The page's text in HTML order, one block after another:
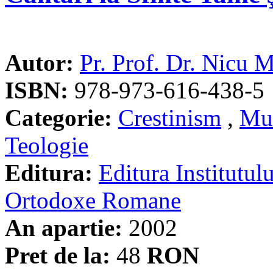
Autor: Pr. Prof. Dr. Nicu
ISBN: 978-973-616-438-5
Categorie: Crestinism ,
Teologie
Editura: Editura
Ortodoxe Romane
An apartie: 2002
Pret de la: 48 RON